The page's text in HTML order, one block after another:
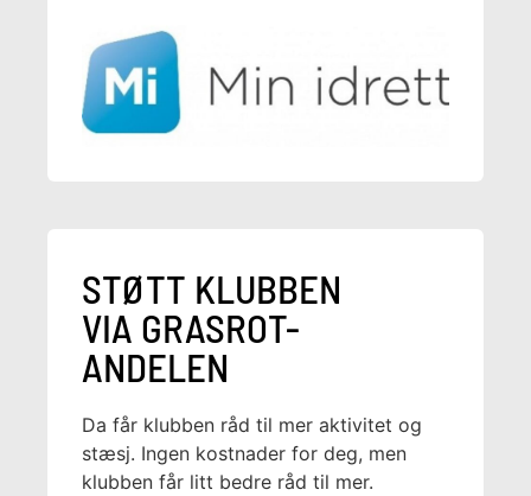
STØTT KLUBBEN
VIA GRASROT-
ANDELEN
Da får klubben råd til mer aktivitet og
stæsj. Ingen kostnader for deg, men
klubben får litt bedre råd til mer.